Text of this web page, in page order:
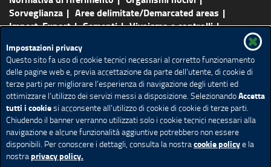
Impostazioni privacy
Questo sito fa uso di cookie tecnici necessari al corretto funzionamento
delle pagine web e, previa accettazione da parte dell’utente, di cookie di
terze parti per migliorare l’esperienza di navigazione degli utenti ed
ottimizzare l’utilizzo dei servizi messi a disposizione. SelezionandoAccetta
tutti i cookiesi acconsente all’utilizzo di cookie di cookie di terze parti.
Chiudendo il banner verranno utilizzati solo i cookie tecnici necessari alla
navigazione e alcune funzionalità aggiuntive potrebbero non essere
disponibili. Per conoscere i dettagli, consulta la nostracookie policye la
nostraprivacy policy.
Sorveglianza
Aree delimitate/Demarcated areas
Import-Export
Sementi
Vivaismo e controlli
Comunicati e notizie
Mappa del sito
Redazione e contatti
Privacy
Note legali
Accessibilità
Cookie policy Impostazione Cookie